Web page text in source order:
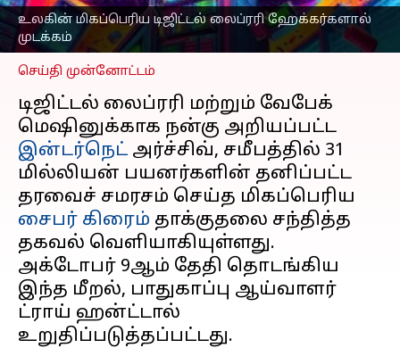
உலகின் மிகப்பெரிய டிஜிட்டல் லைப்ரரி ஹேக்கர்களால்
முடக்கம்
எழுதியவர் Sekar Chinnappan Oct 11, 2024 02:07 pm
செய்தி முன்னோட்டம்
டிஜிட்டல் லைப்ரரி மற்றும் வேபேக்
மெஷினுக்காக நன்கு அறியப்பட்ட
இன்டர்நெட் அர்ச்சிவ், சமீபத்தில் 31
மில்லியன் பயனர்களின் தனிப்பட்ட
தரவைச் சமரசம் செய்த மிகப்பெரிய
சைபர் கிரைம் தாக்குதலை சந்தித்த
தகவல் வெளியாகியுள்ளது.
அக்டோபர் 9ஆம் தேதி தொடங்கிய
இந்த மீறல், பாதுகாப்பு ஆய்வாளர்
ட்ராய் ஹன்ட்டால்
உறுதிப்படுத்தப்பட்டது.